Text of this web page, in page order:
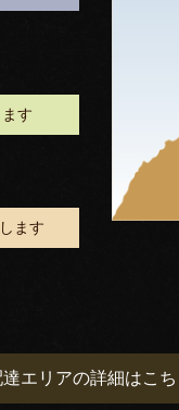
す
ます
達エリアの詳細はこ